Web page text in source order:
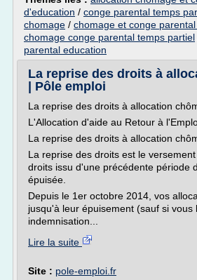
d'education / conge parental temps
chomage / chomage et conge
chomage conge parental temps partiel
parental education
La reprise des droits à
| Pôle emploi
La reprise des droits à allocation
L'Allocation d'aide au Retour à
La reprise des droits à allocation
La reprise des droits est le
droits issu d'une précédente période
épuisée.
Depuis le 1er octobre 2014, vos
jusqu'à leur épuisement (sauf si vous
indemnisation...
Lire la suite
Site : pole-emploi.fr